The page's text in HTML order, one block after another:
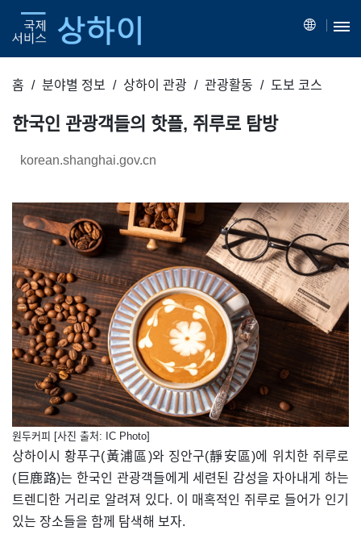
홈 분야별 정보 상하이 관광 관광활동 도보 코스
한국인 관광객들의 핫플, 쥐루로 탐방
korean.shanghai.gov.cn
원두커피 [사진 출처: IC Photo]
상하이시 황푸구(黃浦區)와 징안구(靜安區)에 위치한 쥐루로
(巨鹿路)는 한국인 관광객들에게 세련된 감성을 자아내게 하는
트렌디한 거리로 알려져 있다. 이 매혹적인 쥐루로 들어가 인기
있는 장소들을 함께 탐색해 보자.